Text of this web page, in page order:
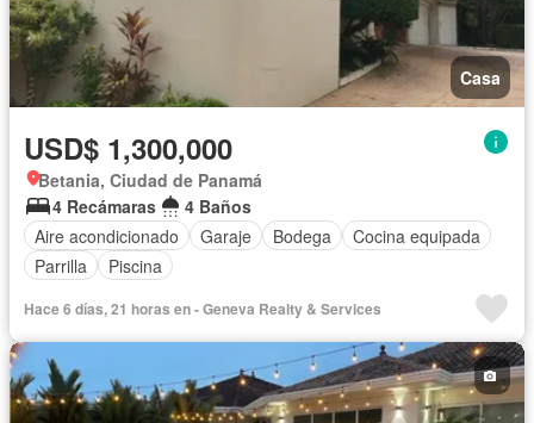
Casa
USD$ 1,300,000
Betania, Ciudad de Panamá
4 Recámaras
4 Baños
Aire acondicionado
Garaje Bodega
Cocina equipada
Parrilla
Piscina
Hace 6 días, 21 horas en - Geneva Realty & Services